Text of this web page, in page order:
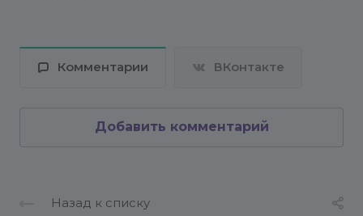
Комментарии ВКонтакте
Добавить комментарий
Назад к списку